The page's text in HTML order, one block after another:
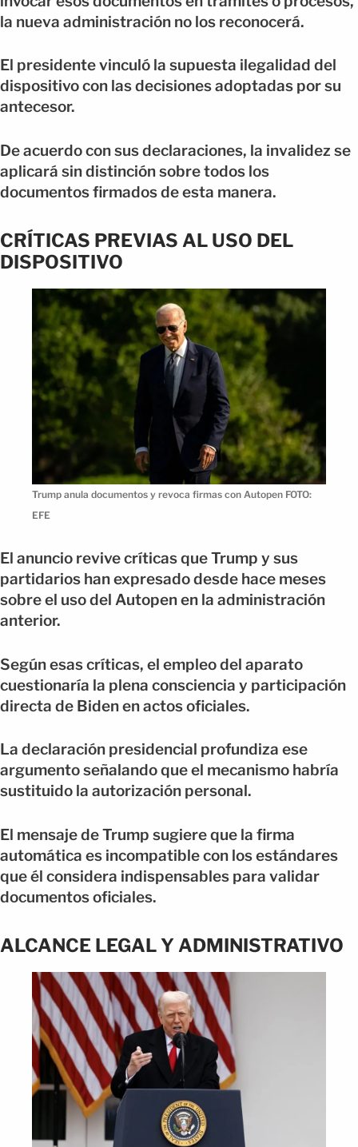
la nueva administración no los reconocerá.
El presidente vinculó la supuesta ilegalidad del
dispositivo con las decisiones adoptadas por su
antecesor.
De acuerdo con sus declaraciones, la invalidez se
aplicará sin distinción sobre todos los
documentos firmados de esta manera.
CRÍTICAS PREVIAS AL USO DEL
DISPOSITIVO
Trump anula documentos y revoca firmas con Autopen FOTO:
EFE
El anuncio revive críticas que Trump y sus
partidarios han expresado desde hace meses
sobre el uso del Autopen en la administración
anterior.
Según esas críticas, el empleo del aparato
cuestionaría la plena consciencia y participación
directa de Biden en actos oficiales.
La declaración presidencial profundiza ese
argumento señalando que el mecanismo habría
sustituido la autorización personal.
El mensaje de Trump sugiere que la firma
automática es incompatible con los estándares
que él considera indispensables para validar
documentos oficiales.
ALCANCE LEGAL Y ADMINISTRATIVO